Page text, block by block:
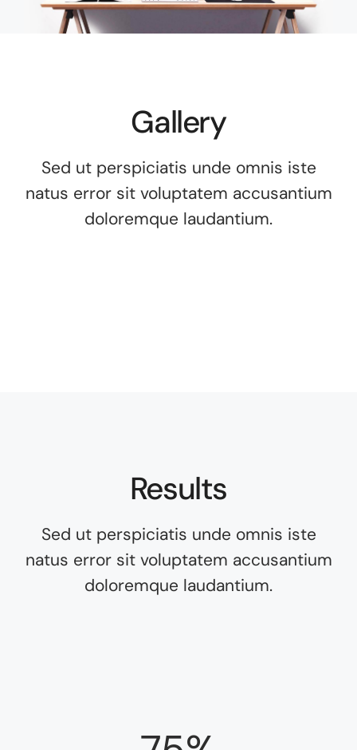
Gallery
Sed ut perspiciatis unde omnis iste
natus error sit voluptatem accusantium
doloremque laudantium.
Results
Sed ut perspiciatis unde omnis iste
natus error sit voluptatem accusantium
doloremque laudantium.